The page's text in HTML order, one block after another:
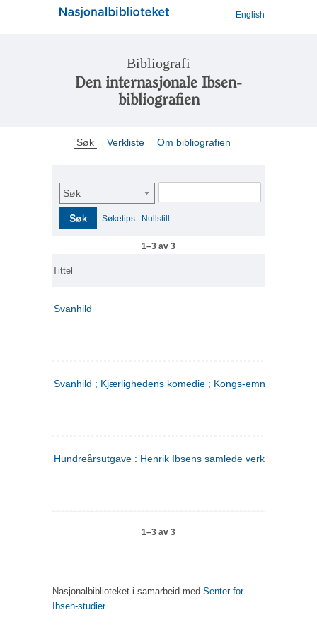
English
Bibliografi
Den internasjonale Ibsen-
bibliografien
Søk Verkliste Om bibliografien
Søk
Søk Søketips Nullstill
1–3 av 3
Tittel
Svanhild
Svanhild ; Kjærlighedens komedie ; Kongs-emnerne
Hundreårsutgave : Henrik Ibsens samlede verker. 4
1–3 av 3
Nasjonalbiblioteket i samarbeid med Senter for
Ibsen-studier